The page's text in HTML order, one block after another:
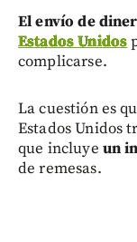
El envío de
Estados Unidos
complicarse.
La cuestión es
Estados Unidos
que incluye un
de remesas.